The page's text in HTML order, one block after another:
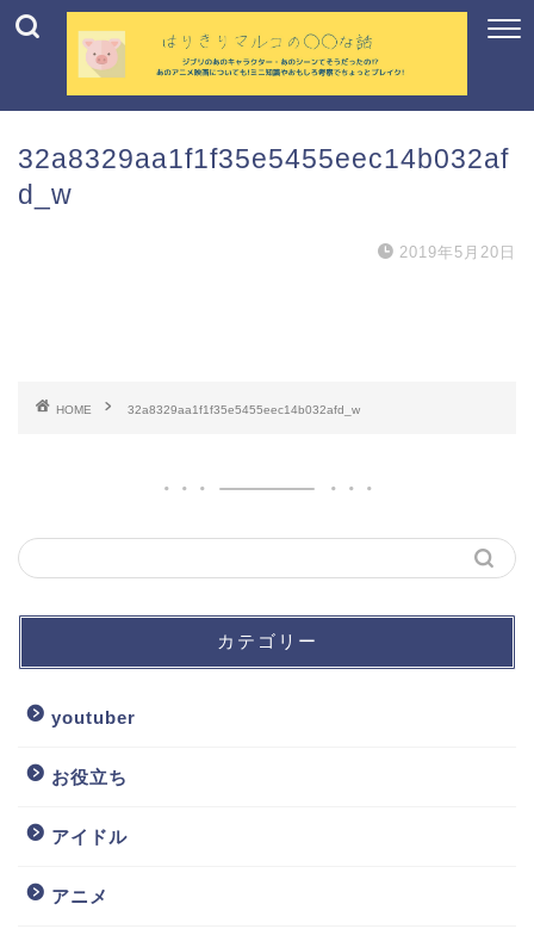
32a8329aa1f1f35e5455eec14b032af
d_w
2019年5月20日
HOME 32a8329aa1f1f35e5455eec14b032afd_w
カテゴリー
youtuber
お役立ち
アイドル
アニメ